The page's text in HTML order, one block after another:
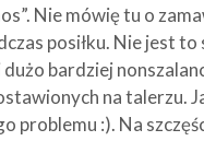
Nie mówię tu o
posiłku. Nie jest
bardziej
na talerzu.
problemu :). Na